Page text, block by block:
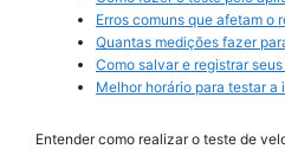
Erros comuns que afetam o
Quantas medições fazer
Como salvar e registrar
Melhor horário para testar a
Entender como realizar o teste de